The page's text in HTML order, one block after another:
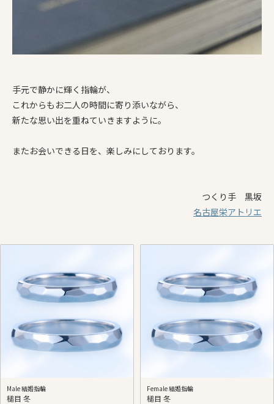
手元で静かに輝く指輪が、
これからもお二人の時間に寄り添いながら、
新たな思い出を重ねていきますように。
またお会いできる日を、楽しみにしております。
つくり手 黒坂
名古屋栄アトリエ
Male 結婚指輪
槌目 冬
Female 結婚指輪
槌目 冬